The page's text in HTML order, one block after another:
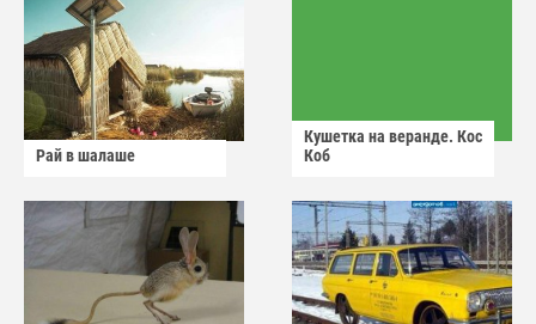
Рай в шалаше
Кушетка на веранде. Кос
Коб